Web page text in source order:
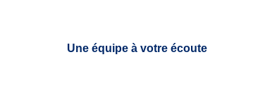
Une équipe à votre écoute